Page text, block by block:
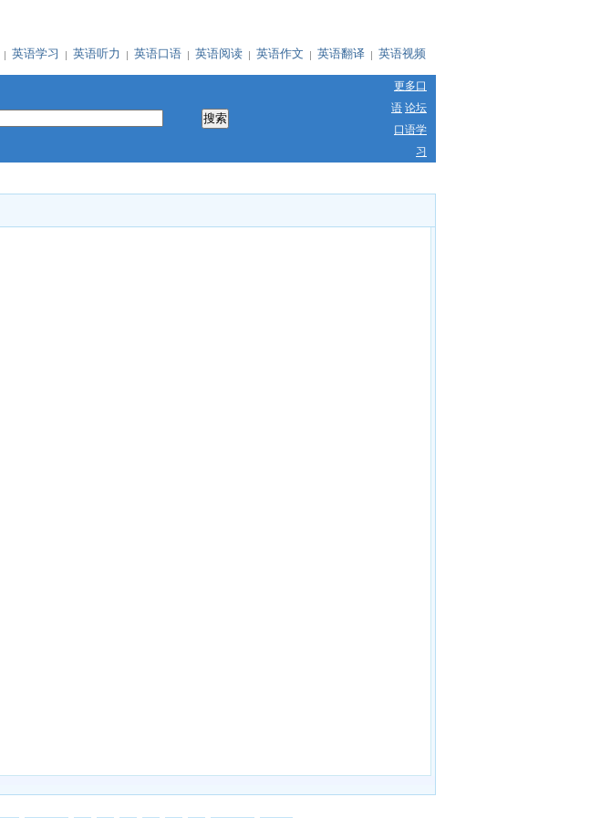
英语学习 英语听力 英语口语 英语阅读 英语作文 英语翻译 英语视频
更多口
语 论坛
口语学
习